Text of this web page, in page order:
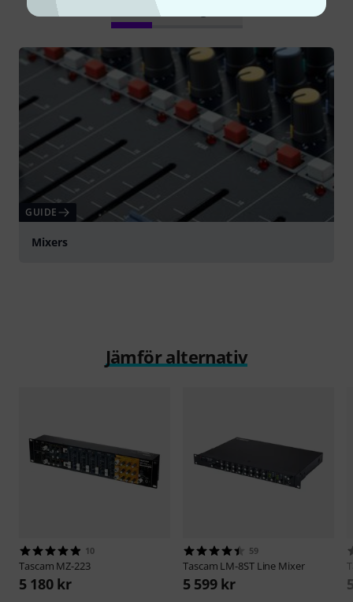
GUIDE
Mixers
Jämför alternativ
10
Tascam MZ-223
5 180 kr
59
Tascam LM-8ST Line Mixer
5 599 kr